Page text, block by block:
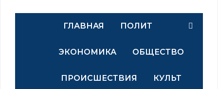
ГЛАВНАЯ ПОЛИТ
ЭКОНОМИКА ОБЩЕСТВО
ПРОИСШЕСТВИЯ КУЛЬТ